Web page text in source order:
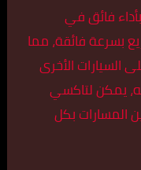
فائق في
بسرعة فائقة، مما
السيارات الأخرى
يمكن لتاكسي
المسارات بكل